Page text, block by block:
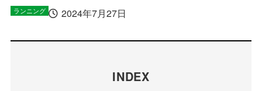
製品ラインナップ
テーピング貼り方動画
賢くスポーツを楽しむ
2024年7月27日
ランニング
INDEX